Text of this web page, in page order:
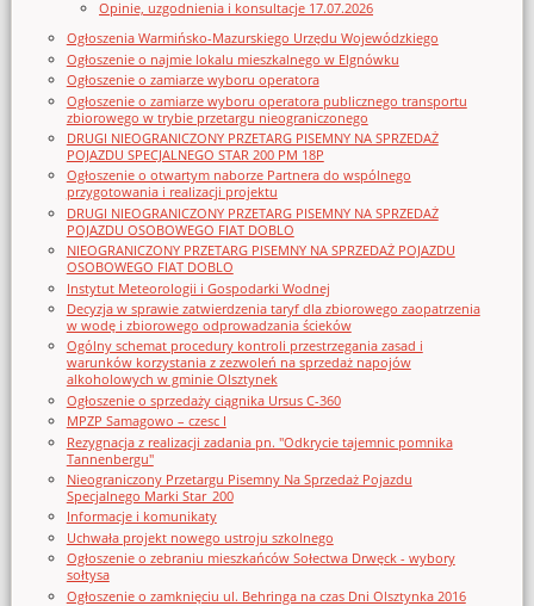
Opinie, uzgodnienia i konsultacje 17.07.2026
Ogłoszenia Warmińsko-Mazurskiego Urzędu Wojewódzkiego
Ogłoszenie o najmie lokalu mieszkalnego w Elgnówku
Ogłoszenie o zamiarze wyboru operatora
Ogłoszenie o zamiarze wyboru operatora publicznego transportu
zbiorowego w trybie przetargu nieograniczonego
DRUGI NIEOGRANICZONY PRZETARG PISEMNY NA SPRZEDAŻ
POJAZDU SPECJALNEGO STAR 200 PM 18P
Ogłoszenie o otwartym naborze Partnera do wspólnego
przygotowania i realizacji projektu
DRUGI NIEOGRANICZONY PRZETARG PISEMNY NA SPRZEDAŻ
POJAZDU OSOBOWEGO FIAT DOBLO
NIEOGRANICZONY PRZETARG PISEMNY NA SPRZEDAŻ POJAZDU
OSOBOWEGO FIAT DOBLO
Instytut Meteorologii i Gospodarki Wodnej
Decyzja w sprawie zatwierdzenia taryf dla zbiorowego zaopatrzenia
w wodę i zbiorowego odprowadzania ścieków
Ogólny schemat procedury kontroli przestrzegania zasad i
warunków korzystania z zezwoleń na sprzedaż napojów
alkoholowych w gminie Olsztynek
Ogłoszenie o sprzedaży ciągnika Ursus C-360
MPZP Samagowo – czesc I
Rezygnacja z realizacji zadania pn. "Odkrycie tajemnic pomnika
Tannenbergu"
Nieograniczony Przetargu Pisemny Na Sprzedaż Pojazdu
Specjalnego Marki Star_200
Informacje i komunikaty
Uchwała projekt nowego ustroju szkolnego
Ogłoszenie o zebraniu mieszkańców Sołectwa Drwęck - wybory
sołtysa
Ogłoszenie o zamknięciu ul. Behringa na czas Dni Olsztynka 2016